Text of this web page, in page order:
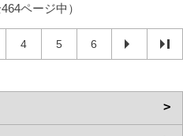
ページ中）
4 5 6